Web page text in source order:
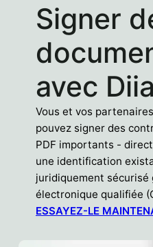
Signer
avec Diia
Vous et vos
pouvez signer des
PDF importants -
une identification
juridiquement sécurisé
électronique qualifiée
ESSAYEZ-LE